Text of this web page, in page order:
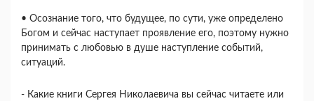
• Осознание того, что будущее, по сути, уже определено
Богом и сейчас наступает проявление его, поэтому нужно
принимать с любовью в душе наступление событий,
ситуаций.
- Какие книги Сергея Николаевича вы сейчас читаете или